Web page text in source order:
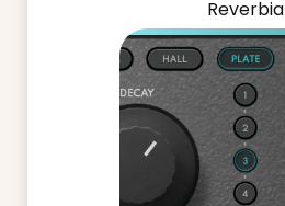
Reverbia